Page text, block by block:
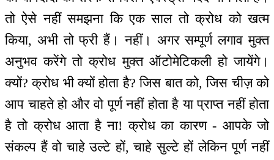
तो ऐसे नहीं समझना कि एक साल तो क्रोध को खत्म
किया, अभी तो फ्री हैं। नहीं। अगर सम्पूर्ण लगाव मुक्त
अनुभव करेंगे तो क्रोध मुक्त ऑटोमेटिकली हो जायेंगे।
क्यों? क्रोध भी क्यों होता है? जिस बात को, जिस चीज़ को
आप चाहते हो और वो पूर्ण नहीं होता है या प्राप्त नहीं होता
है तो क्रोध आता है ना! क्रोध का कारण - आपके जो
संकल्प हैं वो चाहे उल्टे हों, चाहे सुल्टे हों लेकिन पूर्ण नहीं